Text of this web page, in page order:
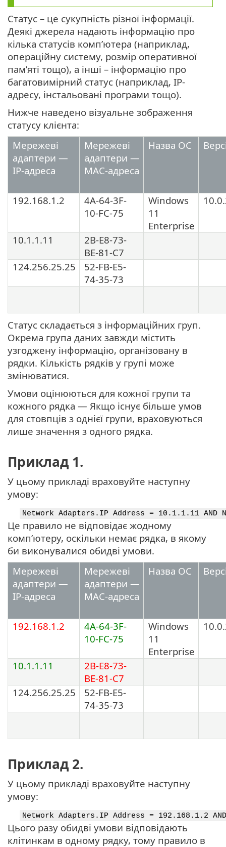
Статус – це сукупність різної інформації.
Деякі джерела надають інформацію про
кілька статусів комп’ютера (наприклад,
операційну систему, розмір оперативної
пам’яті тощо), а інші – інформацію про
багатовимірний статус (наприклад, IP-
адресу, інстальовані програми тощо).
Нижче наведено візуальне зображення
статусу клієнта:
Мережеві
адаптери —
IP-адреса
Мережеві
адаптери —
MAC-адреса
Назва ОС
192.168.1.2
4A-64-3F-
10-FC-75
Windows
11
Enterprise
10.1.1.11
2B-E8-73-
BE-81-C7
124.256.25.25
52-FB-E5-
74-35-73
Статус складається з інформаційних груп.
Окрема група даних завжди містить
узгоджену інформацію, організовану в
рядки. Кількість рядків у групі може
змінюватися.
Умови оцінюються для кожної групи та
кожного рядка — Якщо існує більше умов
для стовпців з однієї групи, враховуються
лише значення з одного рядка.
Приклад 1.
У цьому прикладі враховуйте наступну
умову:
Network Adapters.IP Address = 10.1.1.11 AND
Це правило не відповідає жодному
комп’ютеру, оскільки немає рядка, в якому
би виконувалися обидві умови.
Мережеві
адаптери —
IP-адреса
Мережеві
адаптери —
MAC-адреса
Назва ОС
192.168.1.2
4A-64-3F-
10-FC-75
Windows
11
Enterprise
10.1.1.11
2B-E8-73-
BE-81-C7
124.256.25.25
52-FB-E5-
74-35-73
Приклад 2.
У цьому прикладі враховуйте наступну
умову:
Network Adapters.IP Address = 192.168.1.2
Цього разу обидві умови відповідають
клітинкам в одному рядку, тому правило в